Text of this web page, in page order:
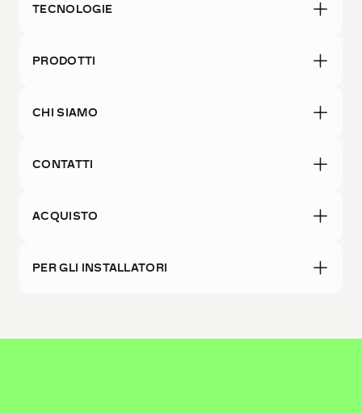
TECNOLOGIE
PRODOTTI
CHI SIAMO
CONTATTI
ACQUISTO
PER GLI INSTALLATORI